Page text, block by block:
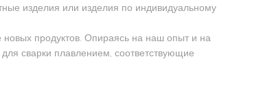
изделия или изделия по индивидуальному
новых продуктов. Опираясь на наш опыт и на
сварки плавлением, соответствующие